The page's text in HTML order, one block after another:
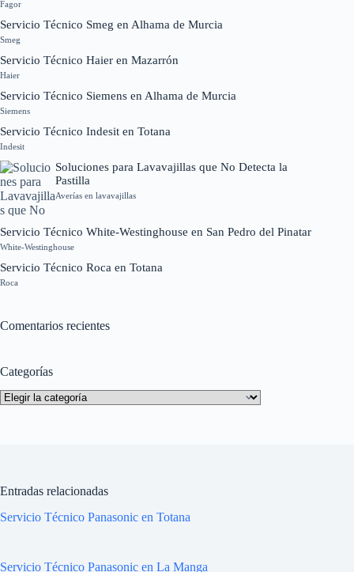
Fagor
Servicio Técnico Smeg en Alhama de Murcia
Smeg
Servicio Técnico Haier en Mazarrón
Haier
Servicio Técnico Siemens en Alhama de Murcia
Siemens
Servicio Técnico Indesit en Totana
Indesit
Soluciones para Lavavajillas que No Detecta la
Pastilla
Averías en lavavajillas
Servicio Técnico White-Westinghouse en San Pedro del Pinatar
White-Westinghouse
Servicio Técnico Roca en Totana
Roca
Comentarios recientes
Categorías
Categorías
Entradas relacionadas
Servicio Técnico Panasonic en Totana
Servicio Técnico Panasonic en La Manga